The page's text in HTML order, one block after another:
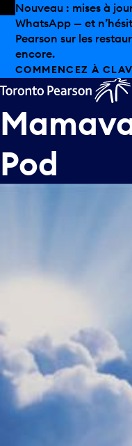
Skip to offers
Passer au contenu
Nouveau : mises à
WhatsApp — et
Pearson sur les
encore.
COMMENCEZ À
Pod